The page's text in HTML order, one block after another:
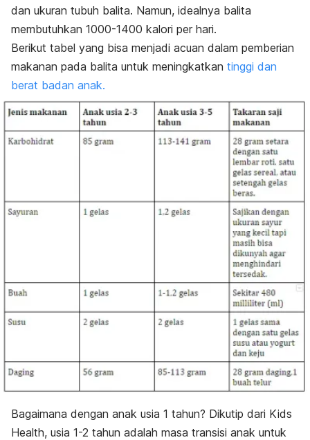
dan ukuran tubuh balita. Namun, idealnya balita
membutuhkan 1000-1400 kalori per hari.
Berikut tabel yang bisa menjadi acuan dalam pemberian
makanan pada balita untuk meningkatkan tinggi dan
berat badan anak.
Bagaimana dengan anak usia 1 tahun? Dikutip dari Kids
Health, usia 1-2 tahun adalah masa transisi anak untuk